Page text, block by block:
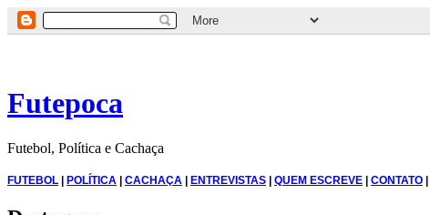
Futepoca
Futebol, Política e Cachaça
FUTEBOL | POLÍTICA | CACHAÇA | ENTREVISTAS | QUEM ESCREVE | CONTATO |